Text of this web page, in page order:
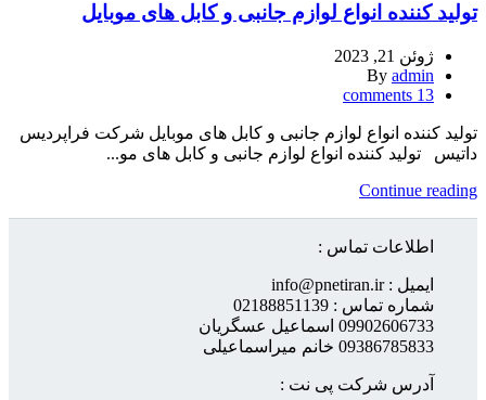
تولید کننده انواع لوازم جانبی و کابل های موبایل
ژوئن 21, 2023
By admin
13
comments
تولید کننده انواع لوازم جانبی و کابل های موبایل شرکت فراپردیس
داتیس تولید کننده انواع لوازم جانبی و کابل های مو...
Continue reading
اطلاعات تماس :
ایمیل : info@pnetiran.ir
شماره تماس : 02188851139
09902606733 اسماعیل عسگریان
09386785833 خانم میراسماعیلی
آدرس شرکت پی نت :